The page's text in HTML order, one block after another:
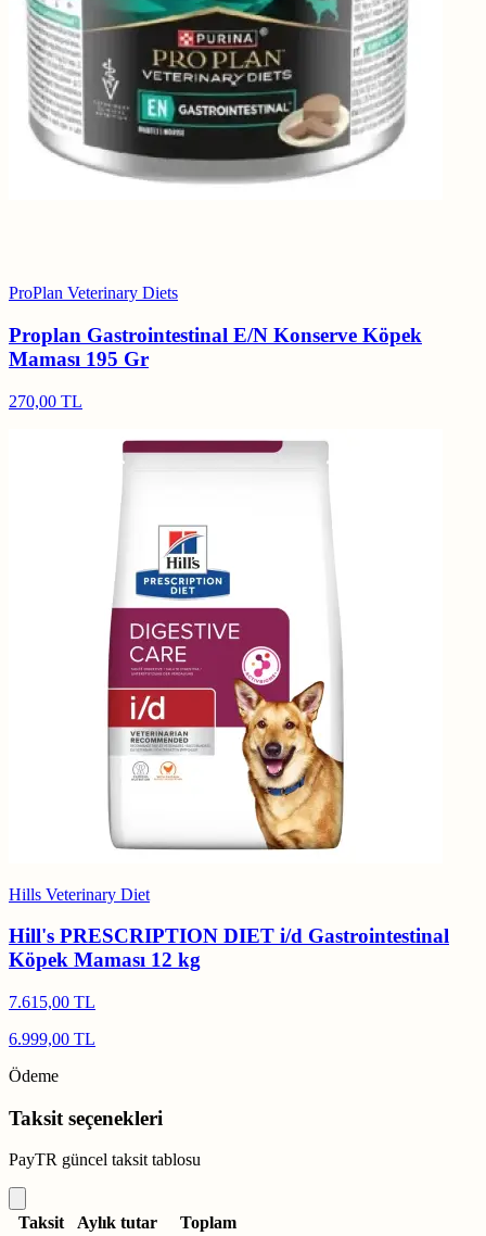
ProPlan Veterinary Diets
Proplan Gastrointestinal E/N Konserve Köpek
Maması 195 Gr
270,00 TL
Hills Veterinary Diet
Hill's PRESCRIPTION DIET i/d Gastrointestinal
Köpek Maması 12 kg
7.615,00 TL
6.999,00 TL
Ödeme
Taksit seçenekleri
PayTR güncel taksit tablosu
Taksit Aylık tutar
Toplam